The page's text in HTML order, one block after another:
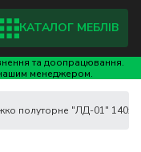
та доопрацювання.
менеджером.
КАТАЛОГ МЕБЛІВ
полуторне "ЛД-01"